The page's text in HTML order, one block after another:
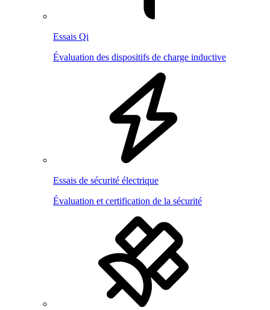
Essais Qi
Évaluation des dispositifs de charge inductive
Essais de sécurité électrique
Évaluation et certification de la sécurité